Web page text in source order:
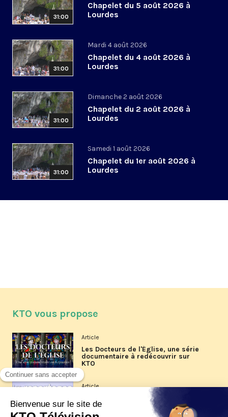
31:00
Chapelet du 5 août 2026 à
Lourdes
31:00
Mardi 4 août 2026
Chapelet du 4 août 2026 à
Lourdes
31:00
Dimanche 2 août 2026
Chapelet du 2 août 2026 à
Lourdes
31:00
Samedi 1 août 2026
Chapelet du 1er août 2026 à
Lourdes
KTO vous propose
Article
Les Docteurs de l'Église, une série
documentaire à redécouvrir sur
KTO
Article
Les reportages d'été 2026 de KTO